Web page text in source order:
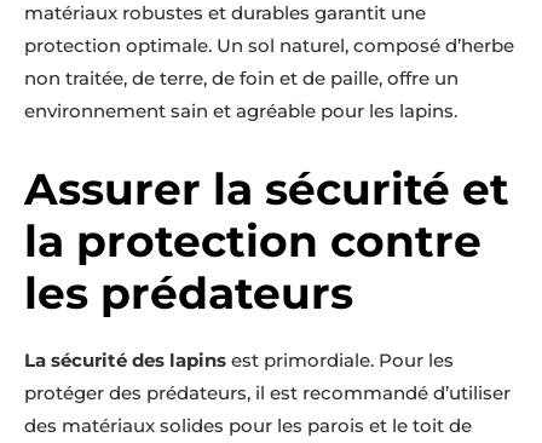
matériaux robustes et durables garantit une
protection optimale. Un sol naturel, composé d’herbe
non traitée, de terre, de foin et de paille, offre un
environnement sain et agréable pour les lapins.
Assurer la sécurité et
la protection contre
les prédateurs
La sécurité des lapins est primordiale. Pour les
protéger des prédateurs, il est recommandé d’utiliser
des matériaux solides pour les parois et le toit de